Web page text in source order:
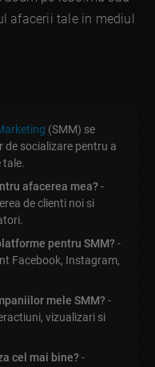
afacerii tale in mediul
(SMM) se
socializare pentru a
tale.
afacerea mea?-
de clienti noi si
pentru SMM?-
Facebook, Instagram,
mele SMM?-
vizualizari si
cel mai bine?-